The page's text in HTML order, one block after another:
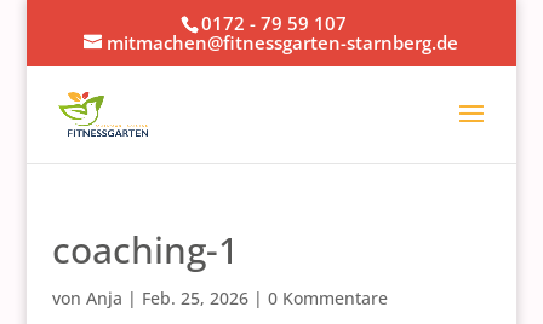
0172 - 79 59 107
mitmachen@fitnessgarten-starnberg.de
coaching-1
von Anja | Feb. 25, 2026| 0 Kommentare